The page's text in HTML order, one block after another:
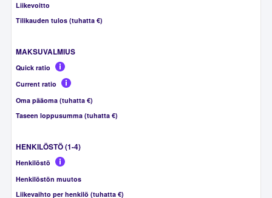
Liikevoitto
Tilikauden tulos (tuhatta €)
MAKSUVALMIUS
Quick ratio
Current ratio
Oma pääoma (tuhatta €)
Taseen loppusumma (tuhatta €)
HENKILÖSTÖ (1-4)
Henkilöstö
Henkilöstön muutos
Liikevaihto per henkilö (tuhatta €)